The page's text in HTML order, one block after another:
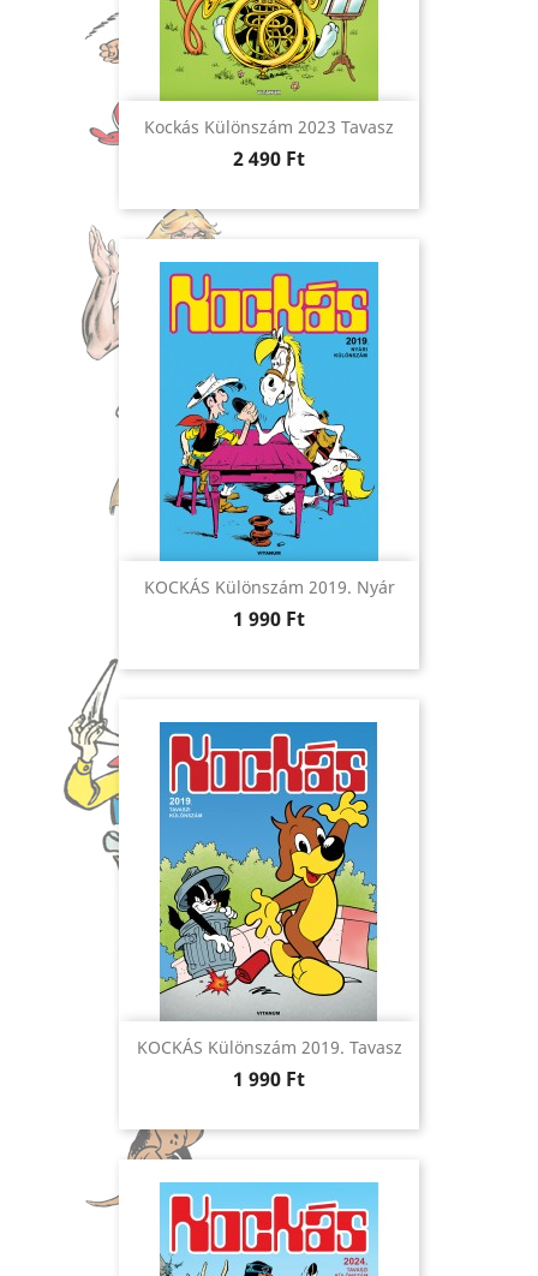
Kockás Különszám 2023 Tavasz
Ár
2 490 Ft
KOCKÁS Különszám 2019. Nyár
Ár
1 990 Ft
KOCKÁS Különszám 2019. Tavasz
Ár
1 990 Ft